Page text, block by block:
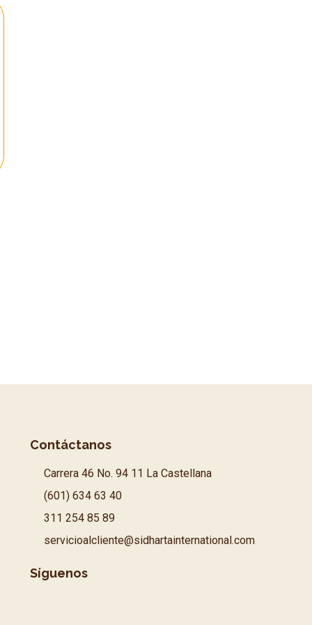
Contáctanos
Carrera 46 No. 94 11 La Castellana
(601) 634 63 40
311 254 85 89
servicioalcliente@sidhartainternational.com
Síguenos